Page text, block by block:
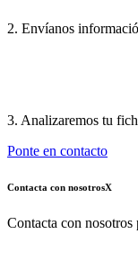
2. Envíanos
3. Analizaremos tu
Ponte en contacto
Contacta con nosotrosX
Contacta con nosotros